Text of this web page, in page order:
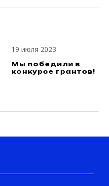
19 июля 2023
Мы победили в
конкурсе грантов!